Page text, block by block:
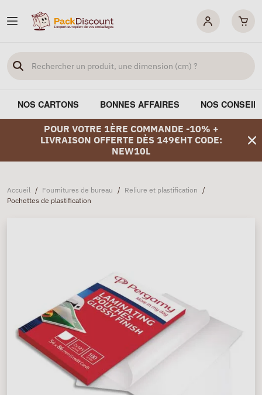
NOS CARTONS BONNES AFFAIRES NOS
POUR VOTRE 1ÈRE COMMANDE -10% +
LIVRAISON OFFERTE DÈS 149€HT CODE:
NEW10L
Accueil / Fournitures de bureau / Reliure et plastification /
Pochettes de plastification